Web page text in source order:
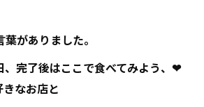
がありました。
、完了後はここで食べてみよう、❤
なお店と